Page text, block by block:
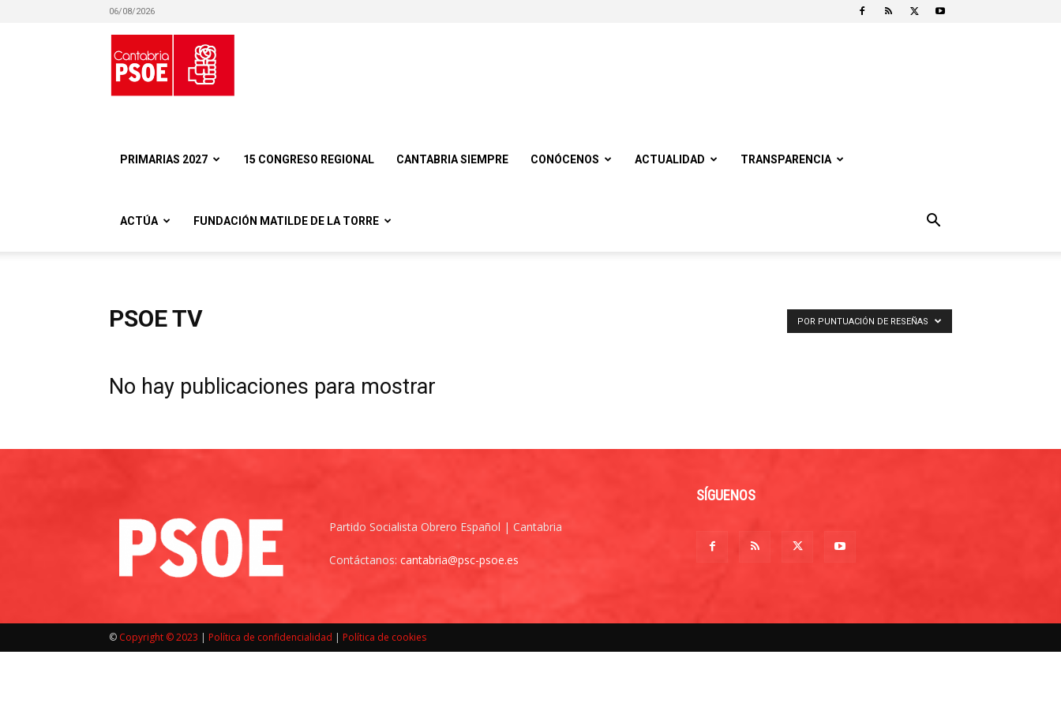
06/08/2026
|
PRIMARIAS 2027 15 CONGRESO REGIONAL CANTABRIA SIEMPRE CONÓCENOS ACTUALIDAD TRANSPARENCIA
ACTÚA FUNDACIÓN MATILDE DE LA TORRE
PSOE TV POR PUNTUACIÓN DE RESEÑAS
No hay publicaciones para mostrar
Partido Socialista Obrero Español | Cantabria
Contáctanos: cantabria@psc-psoe.es
SÍGUENOS
© Copyright © 2023 | Política de confidencialidad | Política de cookies